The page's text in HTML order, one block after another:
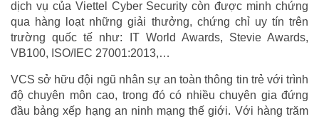
dịch vụ của Viettel Cyber Security còn được minh chứng
qua hàng loạt những giải thưởng, chứng chỉ uy tín trên
trường quốc tế như: IT World Awards, Stevie Awards,
VB100, ISO/IEC 27001:2013,…
VCS sở hữu đội ngũ nhân sự an toàn thông tin trẻ với trình
độ chuyên môn cao, trong đó có nhiều chuyên gia đứng
đầu bảng xếp hạng an ninh mạng thế giới. Với hàng trăm